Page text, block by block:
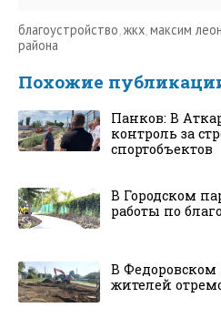
благоустройство жкх максим
района
Похожие
Панков: В
контроль за
спортобъектов
В Городском
работы по
В
жителей